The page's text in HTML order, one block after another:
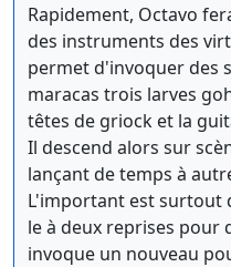
Rapidement, Octavo
des instruments des
permet d'invoquer des
maracas trois larves
têtes de griock et la
Il descend alors sur
lançant de temps à
L'important est surtout
le à deux reprises pour
invoque un nouveau